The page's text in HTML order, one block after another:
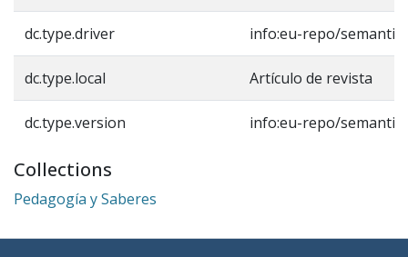
dc.type.driver info:eu-repo/
dc.type.local Artículo de revista
dc.type.version info:eu-repo/
Collections
Pedagogía y Saberes